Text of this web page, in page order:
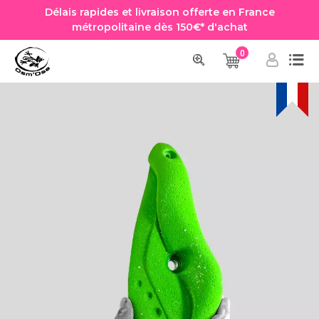
Délais rapides et livraison offerte en France
métropolitaine dès 150€* d'achat
0